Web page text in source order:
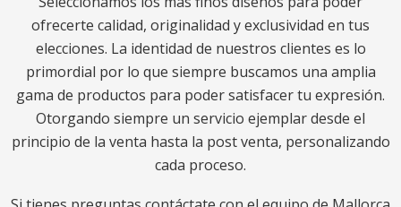
ofrecerte calidad, originalidad y exclusividad en tus
elecciones. La identidad de nuestros clientes es lo
primordial por lo que siempre buscamos una amplia
gama de productos para poder satisfacer tu expresión.
Otorgando siempre un servicio ejemplar desde el
principio de la venta hasta la post venta, personalizando
cada proceso.